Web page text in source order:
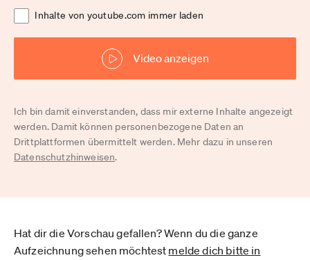
Inhalte von youtube.com immer laden
Video anzeigen
Ich bin damit einverstanden, dass mir externe Inhalte angezeigt
werden. Damit können personenbezogene Daten an
Drittplattformen übermittelt werden. Mehr dazu in unseren
Datenschutzhinweisen.
Hat dir die Vorschau gefallen? Wenn du die ganze
Aufzeichnung sehen möchtest melde dich bitte in